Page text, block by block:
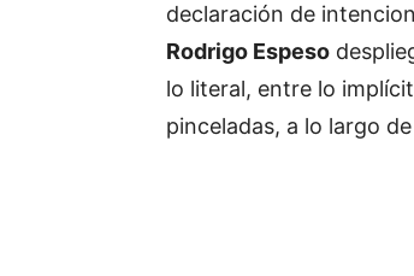
declaración de
Rodrigo Espeso
lo literal, entre lo
pinceladas, a lo largo